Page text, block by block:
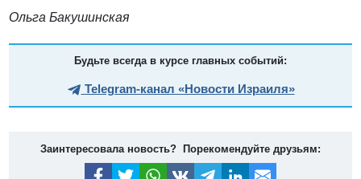
Ольга Бакушинская
Будьте всегда в курсе главных событий:
Telegram-канал «Новости Израиля»
Заинтересовала новость? Порекомендуйте друзьям: